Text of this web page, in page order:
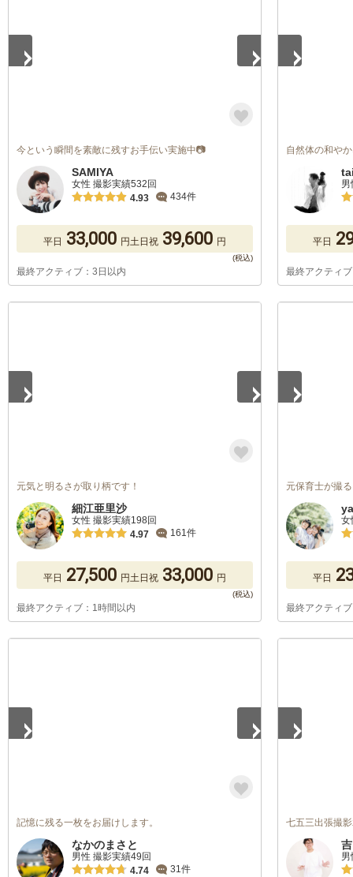
今という瞬間を素敵に残すお手伝い実施中📷
SAMIYA
女性 撮影実績532回
4.93
434件
平日 33,000 円土日祝 39,600 円
最終アクティブ：3日以内
自然体の和や
平日
最終アクティ
元気と明るさが取り柄です！
細江亜里沙
女性 撮影実績198回
4.97
161件
平日 27,500 円土日祝 33,000 円
最終アクティブ：1時間以内
元保育士が撮
女
平日
最終アクティ
記憶に残る一枚をお届けします。
なかのまさと
男性 撮影実績49回
4.74
31件
七五三出張撮